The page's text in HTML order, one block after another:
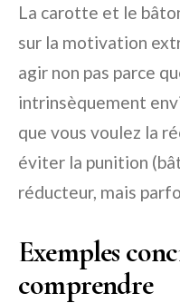
La carotte et le
sur la motivation
agir non pas parce
intrinsèquement
que vous voulez la
éviter la punition
réducteur, mais
Exemples
comprendre